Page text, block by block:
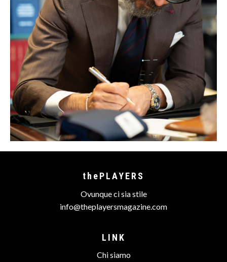
thePLAYERS
Ovunque ci sia stile
info@theplayersmagazine.com
LINK
Chi siamo